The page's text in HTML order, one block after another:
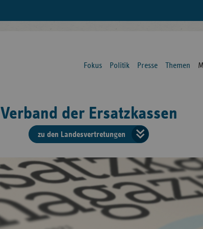
Fokus Politik Presse Themen
Verband der Ersatzkassen
zu den Landesvertretungen
der